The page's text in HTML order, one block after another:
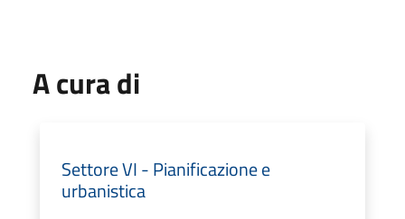
A cura di
Settore VI - Pianificazione e
urbanistica